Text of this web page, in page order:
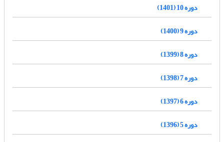
دوره 10 (1401)
دوره 9 (1400)
دوره 8 (1399)
دوره 7 (1398)
دوره 6 (1397)
دوره 5 (1396)